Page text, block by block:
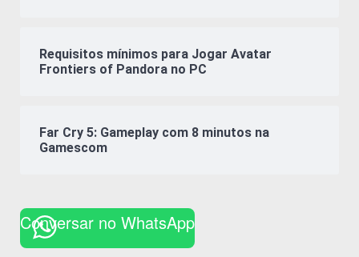
Requisitos mínimos para Jogar Avatar
Frontiers of Pandora no PC
Far Cry 5: Gameplay com 8 minutos na
Gamescom
Conversar no WhatsApp